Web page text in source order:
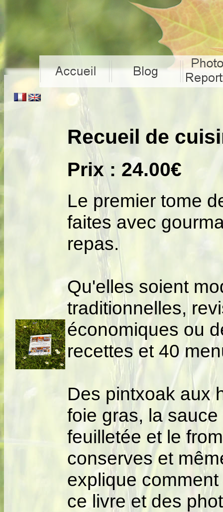
Recueil de
Prix : 24.00€
Le premier tome
faites avec
repas.
Qu'elles soient
traditionnelles,
économiques ou
recettes et 40
Des pintxoak aux
foie gras, la
feuilletée et le
conserves et
explique
ce livre et des